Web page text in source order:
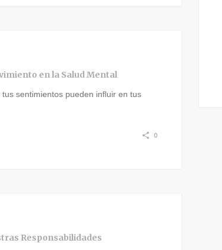
en la Salud Mental
sentimientos pueden influir en tus
0
Responsabilidades